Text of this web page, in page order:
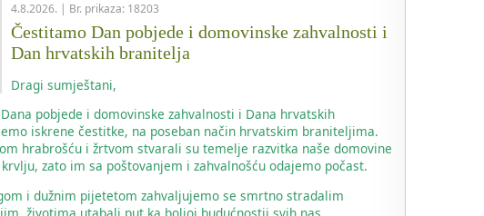
4.8.2026. | Br. prikaza: 18203
Čestitamo Dan pobjede i domovinske zahvalnosti i
Dan hrvatskih branitelja
Dragi sumještani,
pobjede i domovinske zahvalnosti i Dana hrvatskih
iskrene čestitke, na poseban način hrvatskim braniteljima.
hrabrošću i žrtvom stvarali su temelje razvitka naše domovine
zato im sa poštovanjem i zahvalnošću odajemo počast.
i dužnim pijetetom zahvaljujemo se smrtno stradalim